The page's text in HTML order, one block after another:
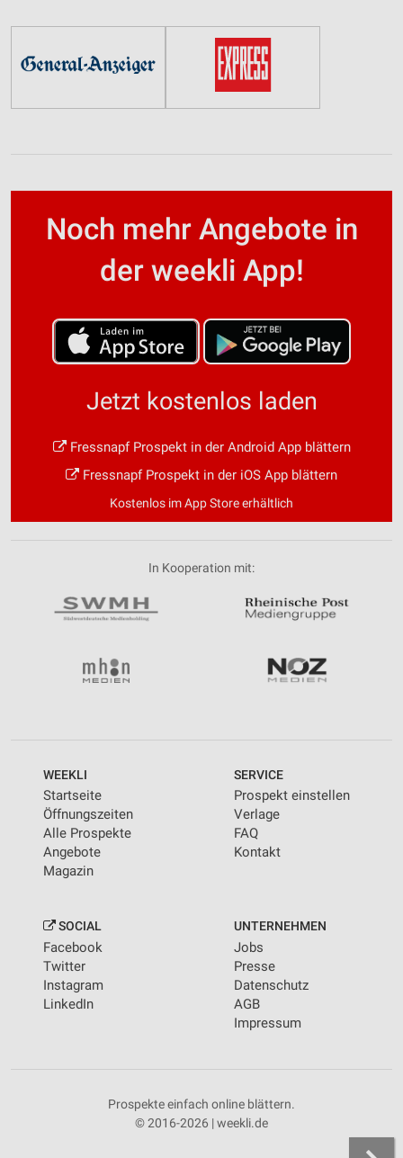
Noch mehr Angebote in
der weekli App!
Jetzt kostenlos laden
Fressnapf Prospekt in der Android App blättern
Fressnapf Prospekt in der iOS App blättern
Kostenlos im App Store erhältlich
In Kooperation mit:
WEEKLI
Startseite
Öffnungszeiten
Alle Prospekte
Angebote
Magazin
SERVICE
Prospekt einstellen
Verlage
FAQ
Kontakt
SOCIAL
Facebook
Twitter
Instagram
LinkedIn
UNTERNEHMEN
Jobs
Presse
Datenschutz
AGB
Impressum
Prospekte einfach online blättern.
© 2016-2026 | weekli.de